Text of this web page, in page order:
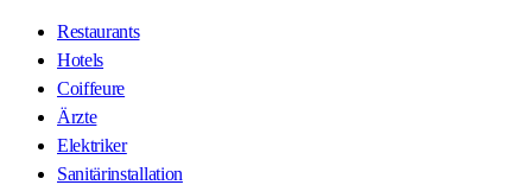
Restaurants
Hotels
Coiffeure
Ärzte
Elektriker
Sanitärinstallation